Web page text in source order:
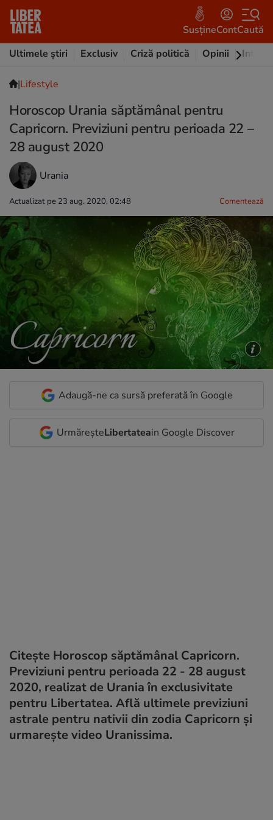
SusțineContCaută
Ultimele știri
Exclusiv Criză politică Opinii
|Lifestyle
Horoscop Urania săptămânal pentru
Capricorn. Previziuni pentru perioada 22 –
28 august 2020
Urania
Actualizat pe 23 aug. 2020, 02:48 Comentează
Adaugă-ne ca sursă preferată în Google
UrmăreșteLibertateain Google Discover
Citește Horoscop săptămânal Capricorn.
Previziuni pentru perioada 22 - 28 august
2020, realizat de Urania în exclusivitate
pentru Libertatea. Află ultimele previziuni
astrale pentru nativii din zodia Capricorn și
urmarește video Uranissima.